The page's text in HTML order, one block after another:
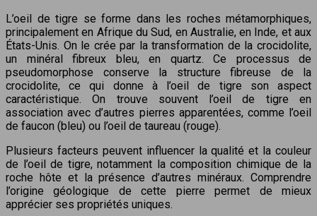
L’oeil de tigre se forme dans les roches métamorphiques,
principalement en Afrique du Sud, en Australie, en Inde, et aux
États-Unis. On le crée par la transformation de la crocidolite,
un minéral fibreux bleu, en quartz. Ce processus de
pseudomorphose conserve la structure fibreuse de la
crocidolite, ce qui donne à l’oeil de tigre son aspect
caractéristique. On trouve souvent l’oeil de tigre en
association avec d’autres pierres apparentées, comme l’oeil
de faucon (bleu) ou l’oeil de taureau (rouge).
Plusieurs facteurs peuvent influencer la qualité et la couleur
de l’oeil de tigre, notamment la composition chimique de la
roche hôte et la présence d’autres minéraux. Comprendre
l’origine géologique de cette pierre permet de mieux
apprécier ses propriétés uniques.